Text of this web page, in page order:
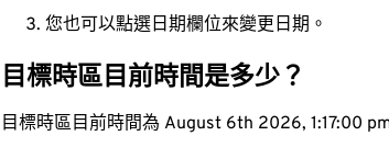
您也可以點選日期欄位來變更日期。
目標時區目前時間是多少？
目標時區目前時間為 August 6th 2026, 1:17:01 pm